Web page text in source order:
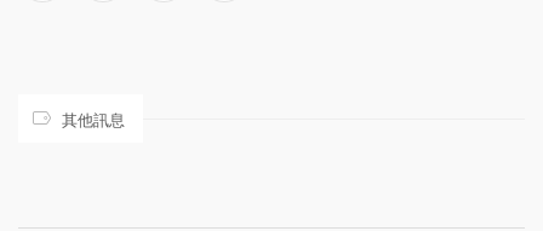
其他訊息